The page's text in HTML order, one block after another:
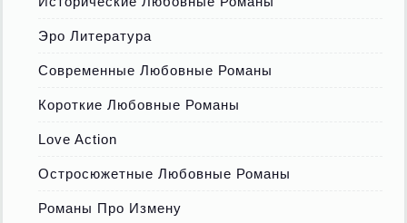
Эро Литература
Современные Любовные Романы
Короткие Любовные Романы
Love Action
Остросюжетные Любовные Романы
Романы Про Измену